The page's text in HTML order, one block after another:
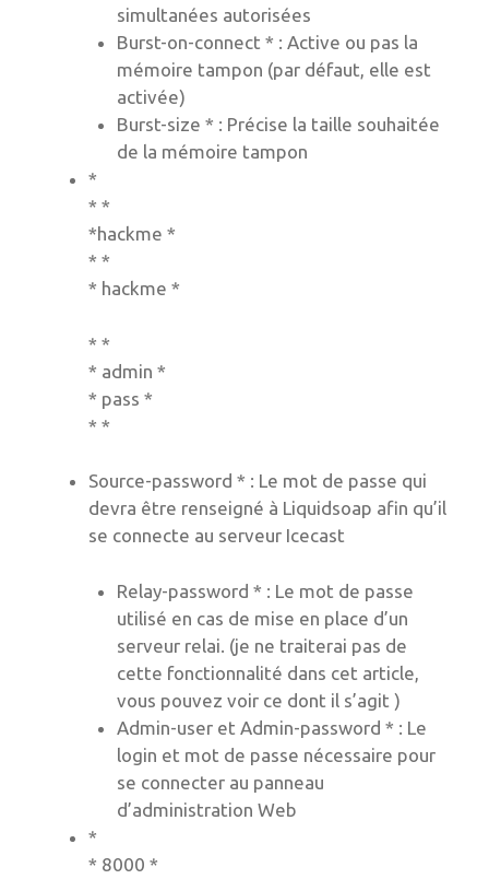
simultanées autorisées
Burst-on-connect * : Active ou pas la
mémoire tampon (par défaut, elle est
activée)
Burst-size * : Précise la taille souhaitée
de la mémoire tampon
*
* *
*hackme *
* *
* hackme *
* *
* admin *
* pass *
* *
Source-password * : Le mot de passe qui
devra être renseigné à Liquidsoap afin qu’il
se connecte au serveur Icecast
Relay-password * : Le mot de passe
utilisé en cas de mise en place d’un
serveur relai. (je ne traiterai pas de
cette fonctionnalité dans cet article,
vous pouvez voir ce dont il s’agit )
Admin-user et Admin-password * : Le
login et mot de passe nécessaire pour
se connecter au panneau
d’administration Web
*
* 8000 *